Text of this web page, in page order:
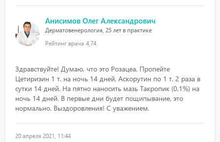
Анисимов Олег Александрович
Дерматовенерология, 25 лет в практике
Рейтинг врача 4,74
Здравствуйте! Думаю, что это Розацеа. Пропейте
Цетиризин 1 т. на ночь 14 дней, Аскорутин по 1 т. 2 раза в
сутки 14 дней. На пятно наносить мазь Такропик (0,1%) на
ночь 14 дней. В первые дни будет пощипывание, это
нормально. Выздоровления! С уважением.
20 апреля 2021, 11:44